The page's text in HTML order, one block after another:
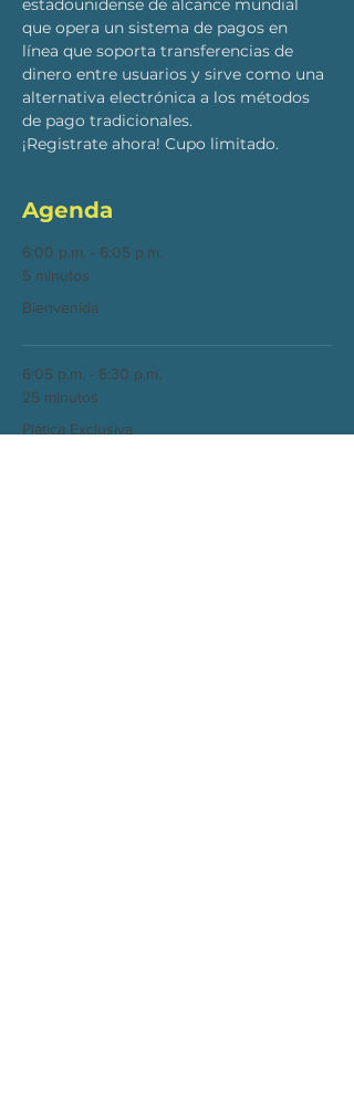
estadounidense de alcance mundial​
que opera un sistema de pagos en
línea que soporta transferencias de
dinero entre usuarios y sirve como una
alternativa electrónica a los métodos
de pago tradicionales.
¡Registrate ahora! Cupo limitado.
Agenda
6:00 p.m. - 6:05 p.m.
5 minutos
Bienvenida
6:05 p.m. - 6:30 p.m.
25 minutos
Plática Exclusiva